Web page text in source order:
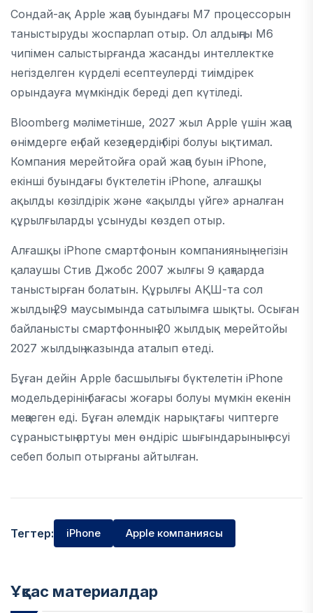
Сондай-ақ Apple жаңа буындағы M7 процессорын
таныстыруды жоспарлап отыр. Ол алдыңғы M6
чипімен салыстырғанда жасанды интеллектке
негізделген күрделі есептеулерді тиімдірек
орындауға мүмкіндік береді деп күтіледі.
Bloomberg мәліметінше, 2027 жыл Apple үшін жаңа
өнімдерге ең бай кезеңдердің бірі болуы ықтимал.
Компания мерейтойға орай жаңа буын iPhone,
екінші буындағы бүктелетін iPhone, алғашқы
ақылды көзілдірік және «ақылды үйге» арналған
құрылғыларды ұсынуды көздеп отыр.
Алғашқы iPhone смартфонын компанияның негізін
қалаушы Стив Джобс 2007 жылғы 9 қаңтарда
таныстырған болатын. Құрылғы АҚШ-та сол
жылдың 29 маусымында сатылымға шықты. Осыған
байланысты смартфонның 20 жылдық мерейтойы
2027 жылдың жазында аталып өтеді.
Бұған дейін Apple басшылығы бүктелетін iPhone
модельдерінің бағасы жоғары болуы мүмкін екенін
меңзеген еді. Бұған әлемдік нарықтағы чиптерге
сұраныстың артуы мен өндіріс шығындарының өсуі
себеп болып отырғаны айтылған.
Тегтер: iPhone Apple компаниясы
Ұқсас материалдар